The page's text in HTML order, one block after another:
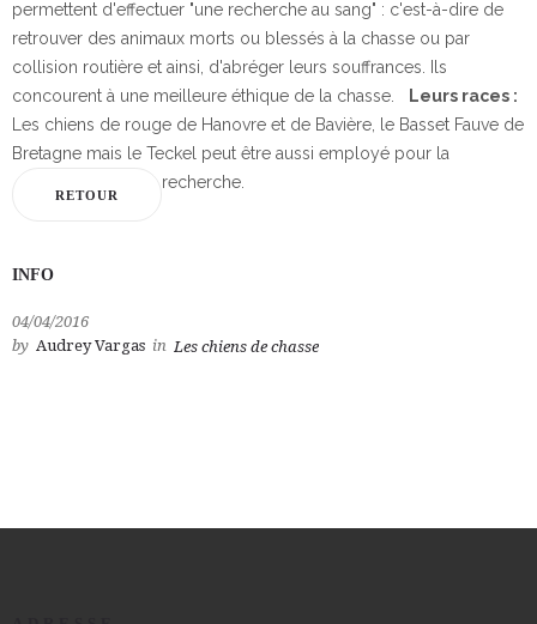
permettent d'effectuer "une recherche au sang" : c'est-à-dire de
retrouver des animaux morts ou blessés à la chasse ou par
collision routière et ainsi, d'abréger leurs souffrances. Ils
concourent à une meilleure éthique de la chasse.
Leurs races :
Les chiens de rouge de Hanovre et de Bavière, le Basset Fauve de
Bretagne mais le Teckel peut être aussi employé pour la
recherche.
RETOUR
INFO
04/04/2016
by Audrey Vargas in Les chiens de chasse